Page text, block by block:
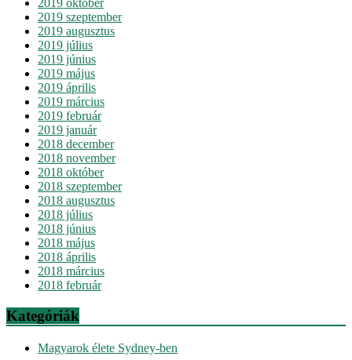
2019 október
2019 szeptember
2019 augusztus
2019 július
2019 június
2019 május
2019 április
2019 március
2019 február
2019 január
2018 december
2018 november
2018 október
2018 szeptember
2018 augusztus
2018 július
2018 június
2018 május
2018 április
2018 március
2018 február
Kategóriák
Magyarok élete Sydney-ben